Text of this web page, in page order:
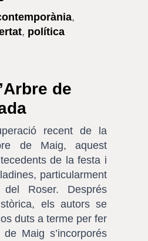
,
, política
de
recent de la
de Maig, aquest
de la festa i
particularment
Roser. Després
els autors se
duts a terme per fer
Maig s’incorporés